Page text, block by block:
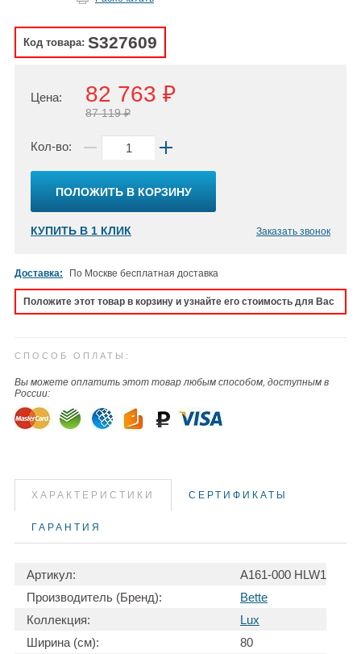
Код товара: S327609
Цена: 82 763 ₽
87 119 ₽
Кол-во:
ПОЛОЖИТЬ В КОРЗИНУ
КУПИТЬ В 1 КЛИК Заказать звонок
Доставка: По Москве бесплатная доставка
Положите этот товар в корзину и узнайте его стоимость для Вас
СПОСОБ ОПЛАТЫ:
Вы можете оплатить этот товар любым способом, доступным в
России:
ХАРАКТЕРИСТИКИ СЕРТИФИКАТЫ
ГАРАНТИЯ
Артикул:
A161-000 HLW1
Производитель (Бренд):
Bette
Коллекция:
Lux
Ширина (см):
80